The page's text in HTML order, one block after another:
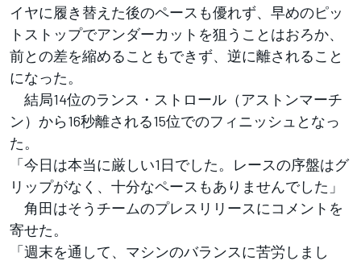
イヤに履き替えた後のペースも優れず、早めのピッ
トストップでアンダーカットを狙うことはおろか、
前との差を縮めることもできず、逆に離されること
になった。
結局14位のランス・ストロール（アストンマーチ
ン）から16秒離される15位でのフィニッシュとなっ
た。
「今日は本当に厳しい1日でした。レースの序盤はグ
リップがなく、十分なペースもありませんでした」
角田はそうチームのプレスリリースにコメントを
寄せた。
「週末を通して、マシンのバランスに苦労しまし